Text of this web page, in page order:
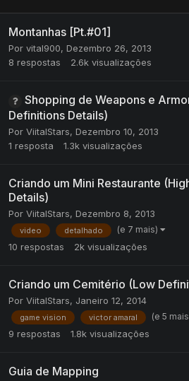
Montanhas [Pt.#01]
Por vital900, Dezembro 26, 2013
8 respostas 2.6k visualizações
Shopping de Weapons e
Definitions Details)
Por ViitalStars, Dezembro 10, 2013
1 resposta 1.3k visualizações
Criando um Mini Restaurante
Details)
Por ViitalStars, Dezembro 8, 2013
video detalhado (e 7 mais)
10 respostas 2k visualizações
Criando um Cemitério (Low
Por ViitalStars, Janeiro 12, 2014
game vision victor amaral (e 5
9 respostas 1.8k visualizações
Guia de Mapping